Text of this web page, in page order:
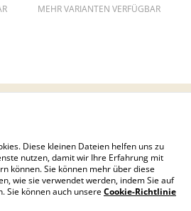
MEHR VARIANTEN VERFÜGBAR
uns
Cookie-Richtlinie
Diese kleinen Dateien helfen uns zu
nutzen, damit wir Ihre Erfahrung mit
können. Sie können mehr über diese
wie sie verwendet werden, indem Sie auf
Sie können auch unsereCookie-Richtlinie